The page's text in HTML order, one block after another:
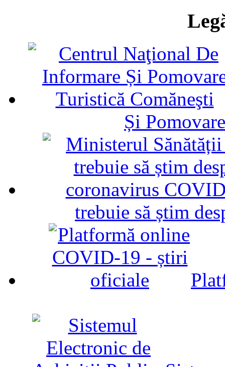
Și
trebuie să știm